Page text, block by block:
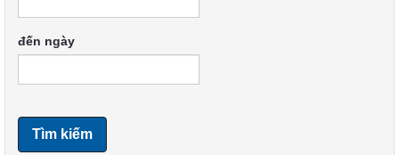
đến ngày
Tìm kiếm